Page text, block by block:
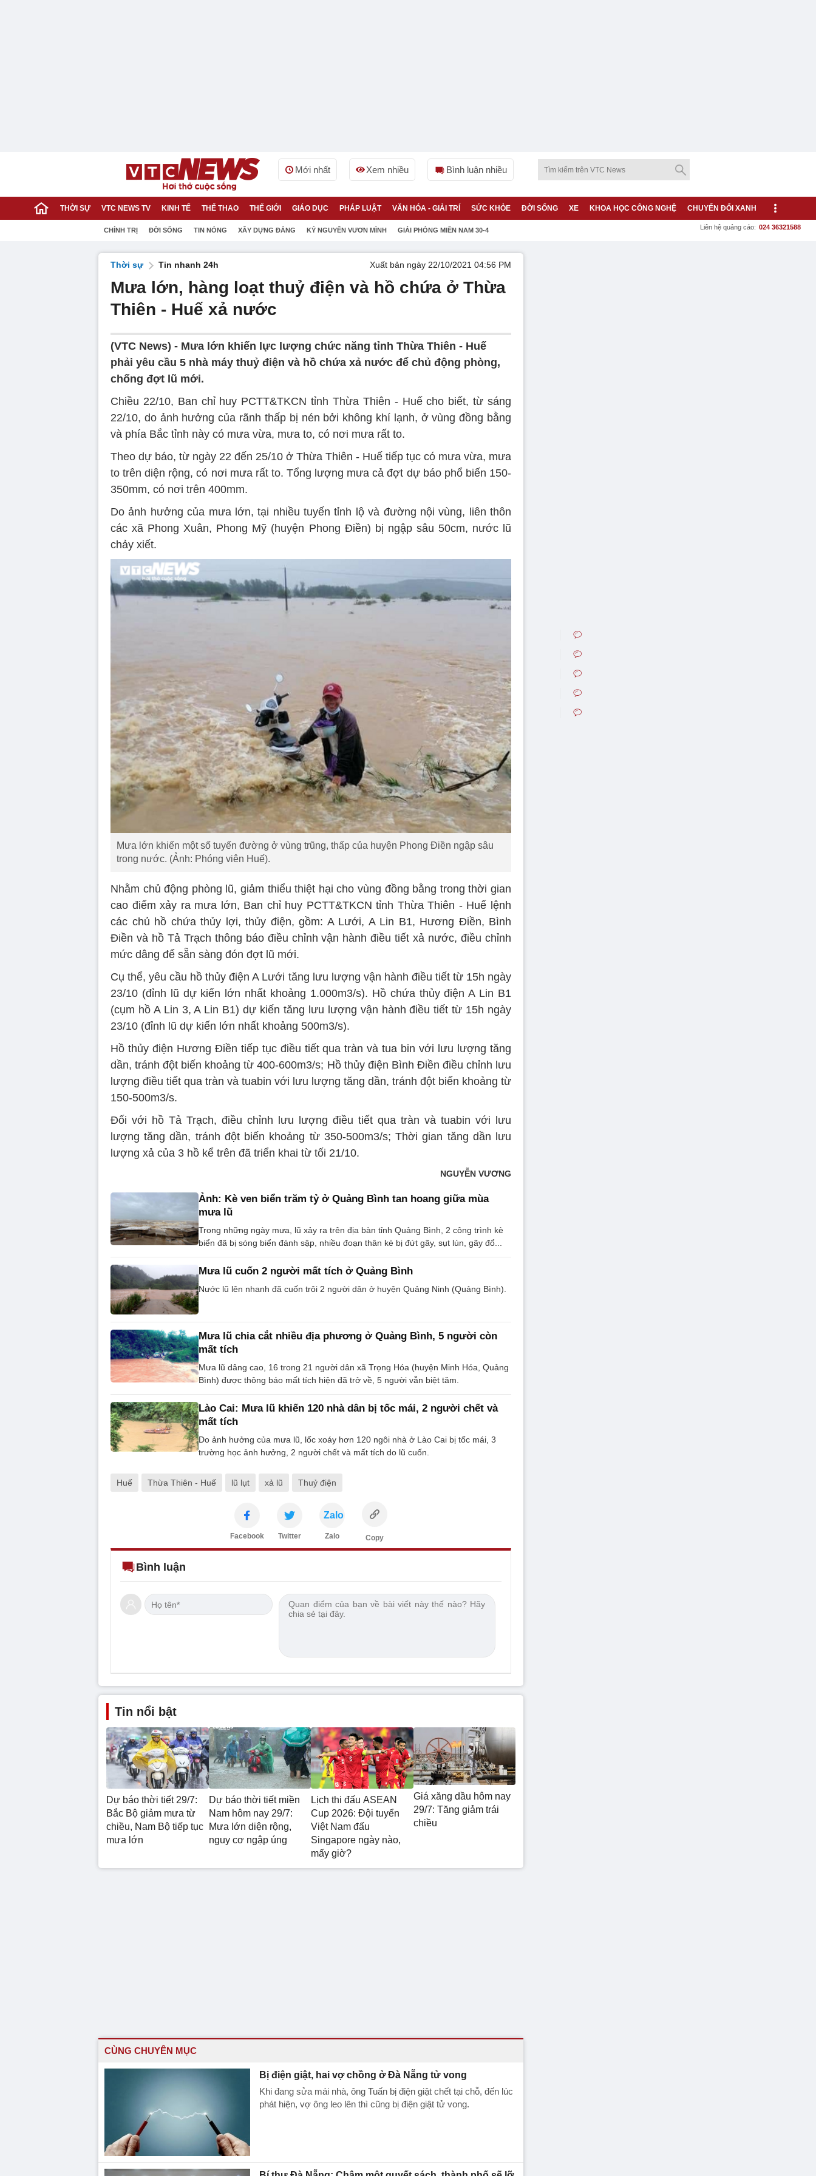
Mới nhất Xem nhiều Bình luận nhiều
THỜI SỰ VTC NEWS TV KINH TẾ THỂ THAO THẾ GIỚI GIÁO DỤC PHÁP LUẬT VĂN HÓA - GIẢI TRÍ SỨC KHỎE ĐỜI SỐNG XE KHOA HỌC CÔNG NGHỆ CHUYỂN ĐỔI XANH
CHÍNH TRỊ ĐỜI SỐNG TIN NÓNG XÂY DỰNG ĐẢNG KỶ NGUYÊN VƯƠN MÌNH GIẢI PHÓNG MIỀN NAM 30-4 Liên hệ quảng cáo: 024 36321588
Thời sự Tin nhanh 24h Xuất bản ngày 22/10/2021 04:56 PM
Mưa lớn, hàng loạt thuỷ điện và hồ chứa ở Thừa
Thiên - Huế xả nước
(VTC News) - Mưa lớn khiến lực lượng chức năng tỉnh Thừa Thiên - Huế
phải yêu cầu 5 nhà máy thuỷ điện và hồ chứa xả nước để chủ động phòng,
chống đợt lũ mới.
Chiều 22/10, Ban chỉ huy PCTT&TKCN tỉnh Thừa Thiên - Huế cho biết, từ sáng
22/10, do ảnh hưởng của rãnh thấp bị nén bởi không khí lạnh, ở vùng đồng bằng
và phía Bắc tỉnh này có mưa vừa, mưa to, có nơi mưa rất to.
Theo dự báo, từ ngày 22 đến 25/10 ở Thừa Thiên - Huế tiếp tục có mưa vừa, mưa
to trên diện rộng, có nơi mưa rất to. Tổng lượng mưa cả đợt dự báo phổ biến 150-
350mm, có nơi trên 400mm.
Do ảnh hưởng của mưa lớn, tại nhiều tuyến tỉnh lộ và đường nội vùng, liên thôn
các xã Phong Xuân, Phong Mỹ (huyện Phong Điền) bị ngập sâu 50cm, nước lũ
chảy xiết.
Mưa lớn khiến một số tuyến đường ở vùng trũng, thấp của huyện Phong Điền ngập sâu
trong nước. (Ảnh: Phóng viên Huế).
Nhằm chủ động phòng lũ, giảm thiểu thiệt hại cho vùng đồng bằng trong thời gian
cao điểm xảy ra mưa lớn, Ban chỉ huy PCTT&TKCN tỉnh Thừa Thiên - Huế lệnh
các chủ hồ chứa thủy lợi, thủy điện, gồm: A Lưới, A Lin B1, Hương Điền, Bình
Điền và hồ Tả Trạch thông báo điều chỉnh vận hành điều tiết xả nước, điều chỉnh
mức dâng để sẵn sàng đón đợt lũ mới.
Cụ thể, yêu cầu hồ thủy điện A Lưới tăng lưu lượng vận hành điều tiết từ 15h ngày
23/10 (đỉnh lũ dự kiến lớn nhất khoảng 1.000m3/s). Hồ chứa thủy điện A Lin B1
(cụm hồ A Lin 3, A Lin B1) dự kiến tăng lưu lượng vận hành điều tiết từ 15h ngày
23/10 (đỉnh lũ dự kiến lớn nhất khoảng 500m3/s).
Hồ thủy điện Hương Điền tiếp tục điều tiết qua tràn và tua bin với lưu lượng tăng
dần, tránh đột biến khoảng từ 400-600m3/s; Hồ thủy điện Bình Điền điều chỉnh lưu
lượng điều tiết qua tràn và tuabin với lưu lượng tăng dần, tránh đột biến khoảng từ
150-500m3/s.
Đối với hồ Tả Trạch, điều chỉnh lưu lượng điều tiết qua tràn và tuabin với lưu
lượng tăng dần, tránh đột biến khoảng từ 350-500m3/s; Thời gian tăng dần lưu
lượng xả của 3 hồ kể trên đã triển khai từ tối 21/10.
NGUYỄN VƯƠNG
Ảnh: Kè ven biển trăm tỷ ở Quảng Bình tan hoang giữa mùa
mưa lũ
Trong những ngày mưa, lũ xảy ra trên địa bàn tỉnh Quảng Bình, 2 công trình kè
biển đã bị sóng biển đánh sập, nhiều đoạn thân kè bị đứt gãy, sụt lún, gãy đổ...
Mưa lũ cuốn 2 người mất tích ở Quảng Bình
Nước lũ lên nhanh đã cuốn trôi 2 người dân ở huyện Quảng Ninh (Quảng Bình).
Mưa lũ chia cắt nhiều địa phương ở Quảng Bình, 5 người còn
mất tích
Mưa lũ dâng cao, 16 trong 21 người dân xã Trọng Hóa (huyện Minh Hóa, Quảng
Bình) được thông báo mất tích hiện đã trở về, 5 người vẫn biệt tăm.
Lào Cai: Mưa lũ khiến 120 nhà dân bị tốc mái, 2 người chết và
mất tích
Do ảnh hưởng của mưa lũ, lốc xoáy hơn 120 ngôi nhà ở Lào Cai bị tốc mái, 3
trường học ảnh hưởng, 2 người chết và mất tích do lũ cuốn.
Huế Thừa Thiên - Huế lũ lụt xả lũ Thuỷ điện
Facebook Twitter
Zalo
Zalo Copy
Bình luận
Tin nổi bật
Dự báo thời tiết 29/7:
Bắc Bộ giảm mưa từ
chiều, Nam Bộ tiếp tục
mưa lớn
Dự báo thời tiết miền
Nam hôm nay 29/7:
Mưa lớn diện rộng,
nguy cơ ngập úng
Lịch thi đấu ASEAN
Cup 2026: Đội tuyển
Việt Nam đấu
Singapore ngày nào,
mấy giờ?
Giá xăng dầu hôm nay
29/7: Tăng giảm trái
chiều
CÙNG CHUYÊN MỤC
Bị điện giật, hai vợ chồng ở Đà Nẵng tử vong
Khi đang sửa mái nhà, ông Tuấn bị điện giật chết tại chỗ, đến lúc
phát hiện, vợ ông leo lên thì cũng bị điện giật tử vong.